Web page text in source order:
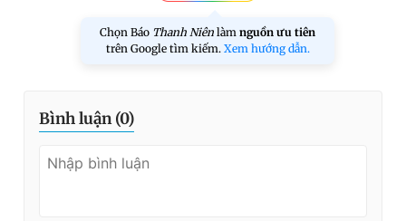
Chọn Báo Thanh Niên làm nguồn ưu tiên
trên Google tìm kiếm. Xem hướng dẫn.
Bình luận (0)